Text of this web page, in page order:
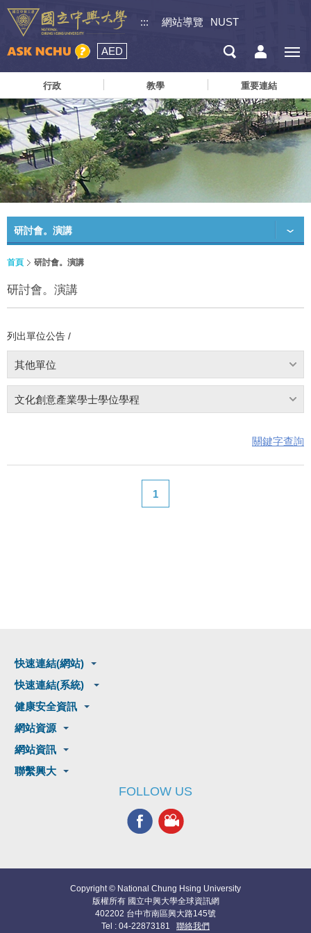
::: 網站導覽 NUST
AED
行政 教學 重要連結
研討會。演講
首頁 研討會。演講
研討會。演講
列出單位公告 /
其他單位
文化創意產業學士學位學程
關鍵字查詢
1
快速連結(網站)
快速連結(系統)
健康安全資訊
網站資源
網站資訊
聯繫興大
FOLLOW US
Copyright © National Chung Hsing University
版權所有 國立中興大學全球資訊網
402202 台中市南區興大路145號
Tel : 04-22873181 聯絡我們